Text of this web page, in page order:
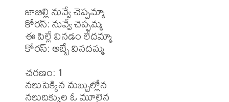
జాబిల్లి నువ్వే చెప్పమ్మా
కోరస్: నువ్వే చెప్పమ్మ
ఈ పిల్లే వినడం లేదమ్మా
కోరస్: అబ్బే వినదమ్మ
చరణం: 1
నలుపెక్కిన మబ్బుల్లోన
నలుదిక్కుల ఓ మూలైన